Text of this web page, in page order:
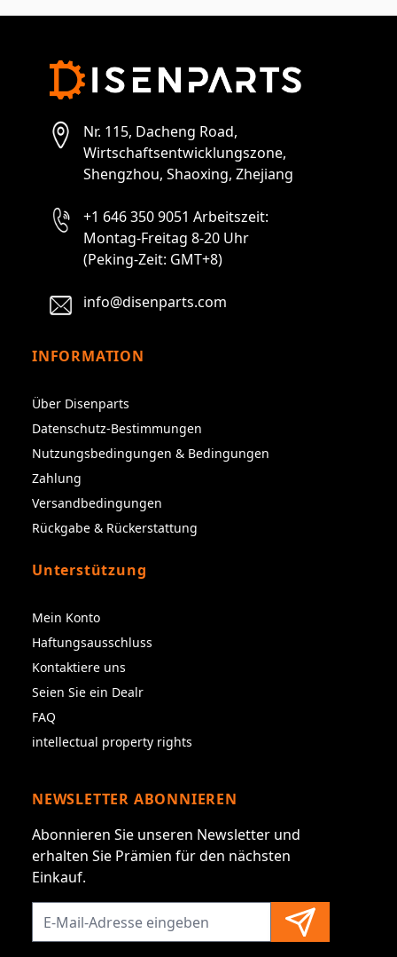
Nr. 115, Dacheng Road,
Wirtschaftsentwicklungszone,
Shengzhou, Shaoxing, Zhejiang
+1 646 350 9051 Arbeitszeit:
Montag-Freitag 8-20 Uhr
(Peking-Zeit: GMT+8)
info@disenparts.com
INFORMATION
Über Disenparts
Datenschutz-Bestimmungen
Nutzungsbedingungen & Bedingungen
Zahlung
Versandbedingungen
Rückgabe & Rückerstattung
Unterstützung
Mein Konto
Haftungsausschluss
Kontaktiere uns
Seien Sie ein Dealr
FAQ
intellectual property rights
NEWSLETTER ABONNIEREN
Abonnieren Sie unseren Newsletter und
erhalten Sie Prämien für den nächsten
Einkauf.